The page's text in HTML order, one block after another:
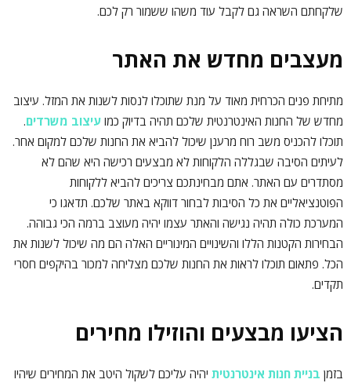
שלקחתם השראה גם לקבל עוד משהו ששמור רק לכם.
מעצבים מחדש את האתר
מתיחת פנים הכרחית מאוד על מנת שתוכלו לנסות לשנות את המזל. עיצוב
מחדש של החנות האינטרנטית שלכם תהיה בדיוק כמו עיצוב משרדים.
תוכלו להכניס משב רוח מרענן שיכול להביא את החנות שלכם למקום אחר.
לעיתים הסיבה שבגללה הלקוחות לא מבצעים רכישה היא שהם לא
מסתדרים עם האתר. אתם מבחינתכם צריכים להביא ללקוחות
הפוטנציאליים את כל הסיבות לבחור דווקא באתר שלכם. תדאגו כי
המערכת כולה תהיה נגישה והאתר עצמו יהיה מעוצב ברמה הכי גבוהה.
הבחירות הקטנות הללו והשינויים המינוריים האלה הם מה שיכול לשנות את
הכל. פתאום תוכלו לראות את החנות שלכם מצליחה למכור בהיקפים חסרי
תקדים.
הציעו מבצעים והוזילו מחירים
בזמן בניית חנות אינטרנטית יהיה עליכם לשקול היטב את המחירים שיהיו